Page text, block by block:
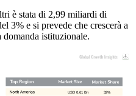
è stata di 2,99 miliardi di
3% e si prevede che crescerà a
istituzionale.
32%
USD 0.61 Bn